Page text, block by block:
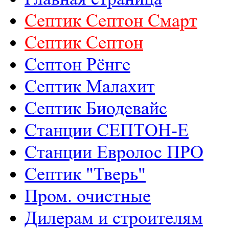
Септик Септон Смарт
Септик Cептон
Септон Рёнге
Септик Малахит
Септик Биодевайс
Станции СЕПТОН-Е
Станции Евролос ПРО
Септик "Тверь"
Пром. очистные
Дилерам и строителям